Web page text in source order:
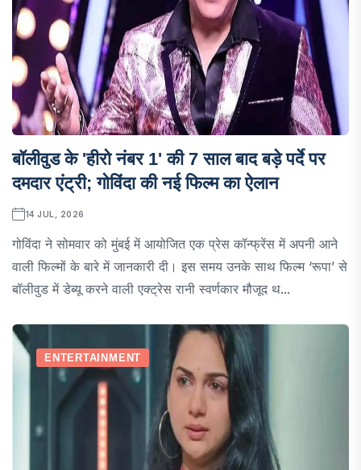
बॉलीवुड के 'हीरो नंबर 1' की 7 साल बाद बड़े पर्दे पर
दमदार एंट्री; गोविंदा की नई फिल्म का ऐलान
14 JUL, 2026
गोविंदा ने सोमवार को मुंबई में आयोजित एक प्रेस कॉन्फ्रेंस में अपनी आने
वाली फिल्मों के बारे में जानकारी दी। इस समय उनके साथ फिल्म ‘रूपा’ से
बॉलीवुड में डेब्यू करने वाली एक्ट्रेस रानी स्वर्णकार मौजूद थ...
ENTERTAINMENT